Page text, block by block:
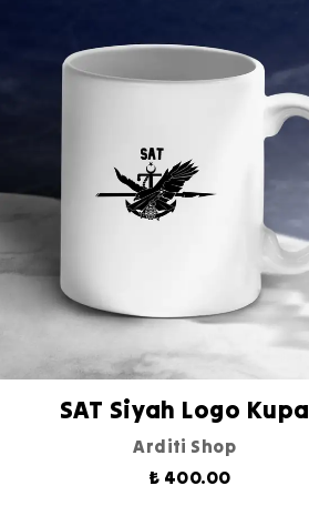
SAT Siyah Logo Kupa
Arditi Shop
₺ 400.00